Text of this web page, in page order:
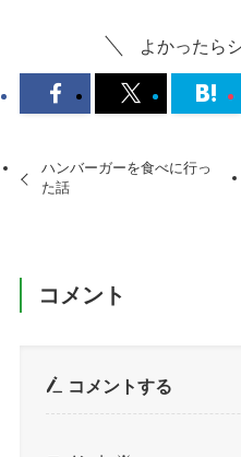
よかったら
ハンバーガーを食べに行っ
た話
コメント
コメントする